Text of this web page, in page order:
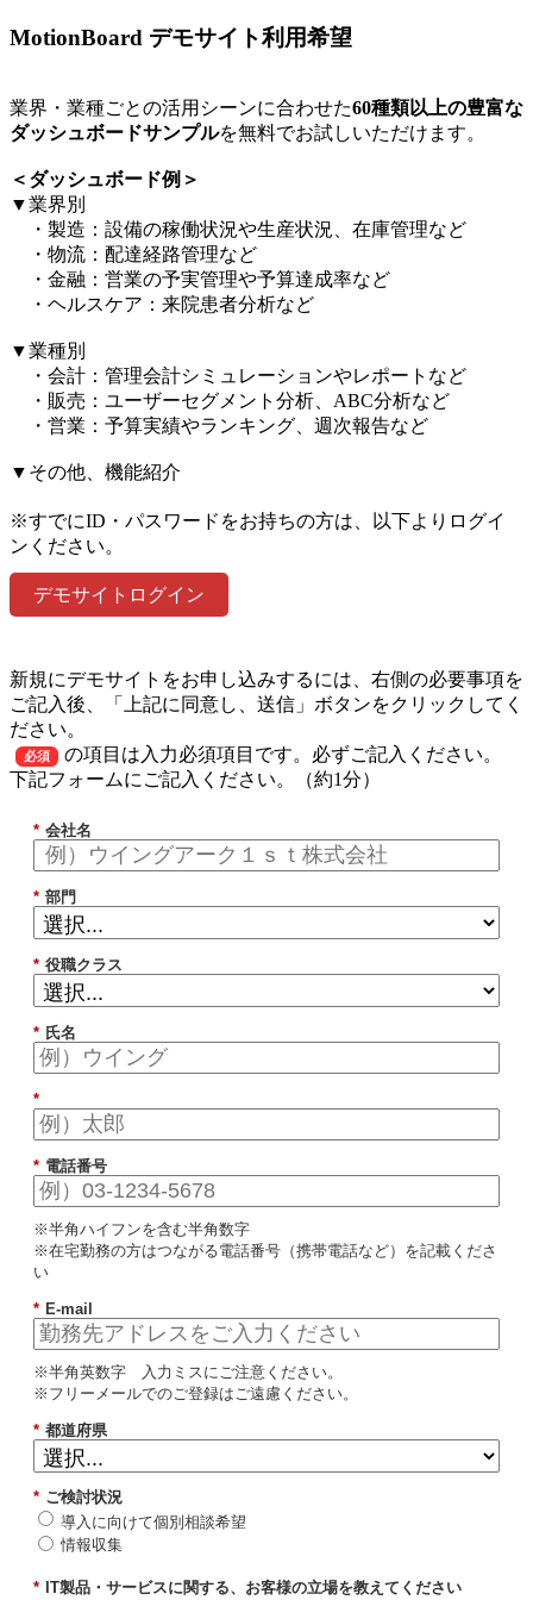
MotionBoard デモサイト利用希望
業界・業種ごとの活用シーンに合わせた60種類以上の豊富な
ダッシュボードサンプルを無料でお試しいただけます。​
＜ダッシュボード例＞​
▼業界別​
・製造：設備の稼働状況や生産状況、在庫管理など​
・物流：配達経路管理など​
・金融：営業の予実管理や予算達成率など​
・ヘルスケア：来院患者分析など​
▼業種別​
・会計：管理会計シミュレーションやレポートなど​
・販売：ユーザーセグメント分析、ABC分析など​
・営業：予算実績やランキング、週次報告など​
▼その他、機能紹介​
※すでにID・パスワードをお持ちの方は、以下よりログイ
ンください。
デモサイトログイン
新規にデモサイトをお申し込みするには、右側の必要事項を
ご記入後、「上記に同意し、送信」ボタンをクリックしてく
ださい。
必須
の項目は入力必須項目です。必ずご記入ください。
下記フォームにご記入ください。（約1分）
* 会社名
* 部門
* 役職クラス
* 氏名
*
* 電話番号
※半角ハイフンを含む半角数字
※在宅勤務の方はつながる電話番号（携帯電話など）を記載くださ
い
* E-mail
※半角英数字 入力ミスにご注意ください。
※フリーメールでのご登録はご遠慮ください。
* 都道府県
* ご検討状況
導入に向けて個別相談希望
情報収集
* IT製品・サービスに関する、お客様の立場を教えてください